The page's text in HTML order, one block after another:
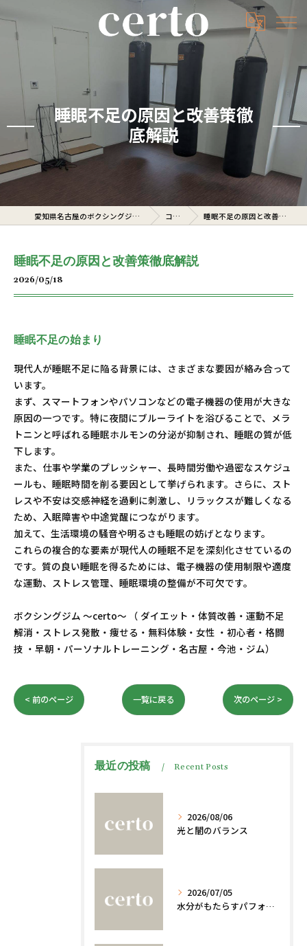
睡眠不足の原因と改善策徹
底解説
愛知県名古屋のボクシングジムならcerto コラム 睡眠不足の原因と改善策徹底解説
睡眠不足の原因と改善策徹底解説
2026/05/18
睡眠不足の始まり
現代人が睡眠不足に陥る背景には、さまざまな要因が絡み合って
います。
まず、スマートフォンやパソコンなどの電子機器の使用が大きな
原因の一つです。特に夜間にブルーライトを浴びることで、メラ
トニンと呼ばれる睡眠ホルモンの分泌が抑制され、睡眠の質が低
下します。
また、仕事や学業のプレッシャー、長時間労働や過密なスケジュ
ールも、睡眠時間を削る要因として挙げられます。さらに、スト
レスや不安は交感神経を過剰に刺激し、リラックスが難しくなる
ため、入眠障害や中途覚醒につながります。
加えて、生活環境の騒音や明るさも睡眠の妨げとなります。
これらの複合的な要素が現代人の睡眠不足を深刻化させているの
です。質の良い睡眠を得るためには、電子機器の使用制限や適度
な運動、ストレス管理、睡眠環境の整備が不可欠です。
ボクシングジム ～certo～ （ ダイエット・体質改善・運動不足
解消・ストレス発散・痩せる・無料体験・女性 ・初心者・格闘
技 ・早朝・パーソナルトレーニング・名古屋・今池・ジム）
< 前のページ 一覧に戻る 次のページ >
最近の投稿 Recent Posts
2026/08/06
光と闇のバランス
2026/07/05
水分がもたらすパフォーマンスへの影響